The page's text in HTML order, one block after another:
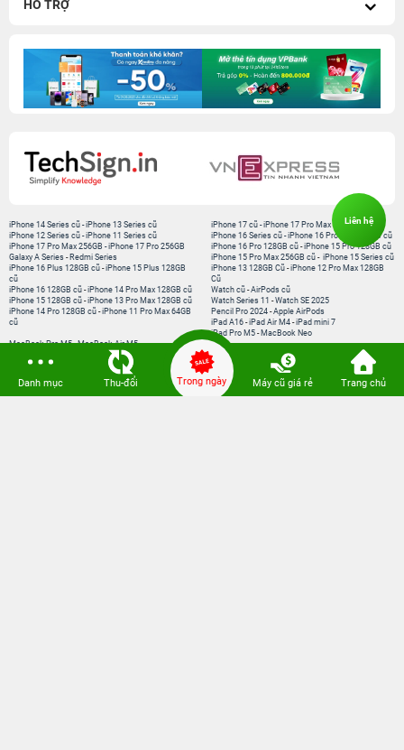
HỖ TRỢ
iPhone 14 Series cũ -iPhone 13 Series cũ
iPhone 12 Series cũ -iPhone 11 Series cũ
iPhone 17 Pro Max 256GB -iPhone 17 Pro 256GB
Galaxy A Series - Redmi Series
iPhone 17 cũ -iPhone 17 Pro Max cũ
iPhone 16 Series cũ - iPhone 16 Pro Max 256GB cũ
iPhone 16 Pro 128GB cũ -iPhone 15 Pro 128GB cũ
iPhone 15 Pro Max 256GB cũ - iPhone 15 Series cũ
iPhone 16 Plus 128GB cũ -iPhone 15 Plus 128GB
cũ
iPhone 16 128GB cũ -iPhone 14 Pro Max 128GB cũ
iPhone 15 128GB cũ -iPhone 13 Pro Max 128GB cũ
iPhone 14 Pro 128GB cũ -iPhone 11 Pro Max 64GB
cũ
iPhone 13 128GB Cũ -iPhone 12 Pro Max 128GB
Cũ
Watch cũ -AirPods cũ
Watch Series 11 -Watch SE 2025
Pencil Pro 2024 -Apple AirPods
iPad A16 -iPad Air M4 -iPad mini 7
iPad Pro M5 - MacBook Neo
MacBook Pro M5-MacBook Air M5
Phụ kiện chính hãng
Danh mục Thu-đổi Trong ngày Máy cũ giá rẻ Trang chủ
Liên hệ